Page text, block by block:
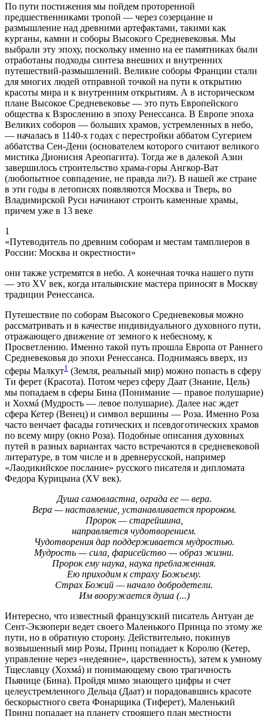
По пути постижения мы пойдем проторенной
предшественниками тропой — через созерцание и
размышление над древними артефактами, такими как
курганы, камни и соборы Высокого Средневековья. Мы
выбрали эту эпоху, поскольку именно на ее памятниках были
отработаны подходы синтеза внешних и внутренних
путешествий-размышлений. Великие соборы Франции стали
для многих людей отправной точкой на пути к открытию
красоты мира и к внутренним открытиям. А в историческом
плане Высокое Средневековье — это путь Европейского
общества к Взрослению в эпоху Ренессанса. В Европе эпоха
Великих соборов — больших храмов, устремленных в небо,
— началась в 1140-х годах с перестройки аббатом Сугерием
аббатства Сен-Дени (основателем которого считают великого
мистика Дионисия Ареопагита). Тогда же в далекой Азии
завершилось строительство храма-горы Ангкор-Ват
(любопытное совпадение, не правда ли?). В нашей же стране
в эти годы в летописях появляются Москва и Тверь, во
Владимирской Руси начинают строить каменные храмы,
причем уже в 13 веке
1
«Путеводитель по древним соборам и местам тамплиеров в
России: Москва и окрестности»
они также устремятся в небо. А конечная точка нашего пути
— это XV век, когда итальянские мастера приносят в Москву
традиции Ренессанса.
Путешествие по соборам Высокого Средневековья можно
рассматривать и в качестве индивидуального духовного пути,
отражающего движение от земного к небесному, к
Просветлению. Именно такой путь прошла Европа от Раннего
Средневековья до эпохи Ренессанса. Поднимаясь вверх, из
сферы Малкут1 (Земля, реальный мир) можно попасть в сферу
Ти ферет (Красота). Потом через сферу Даат (Знание, Цель)
мы попадаем в сферы Бина (Понимание — правое полушарие)
и Хохмá (Мудрость — левое полушарие). Далее нас ждет
сфера Кетер (Венец) и символ вершины — Роза. Именно Роза
часто венчает фасады готических и псевдоготических храмов
по всему миру (окно Роза). Подобные описания духовных
путей в разных вариантах часто встречаются в средневековой
литературе, в том числе и в древнерусской, например
«Лаодикийское послание» русского писателя и дипломата
Федора Курицына (XV век).
Душа самовластна, ограда ее — вера.
Вера — наставление, устанавливается пророком.
Пророк — старейшина,
направляется чудотворением.
Чудотворения дар поддерживается мудростью.
Мудрость — сила, фарисейство — образ жизни.
Пророк ему наука, наука преблаженная.
Ею приходим к страху Божьему.
Страх Божий — начало добродетели.
Им вооружается душа (...)
Интересно, что известный французский писатель Антуан де
Сент-Экзюпери ведет своего Маленького Принца по этому же
пути, но в обратную сторону. Действительно, покинув
возвышенный мир Розы, Принц попадает к Королю (Кетер,
управление через «недеяние», царственность), затем к умному
Тщеславцу (Хохмá) и понимающему свою трагичность
Пьянице (Бина). Пройдя мимо знающего цифры и счет
целеустремленного Дельца (Даат) и порадовавшись красоте
бескорыстного света Фонарщика (Тиферет), Маленький
Принц попадает на планету строящего план местности